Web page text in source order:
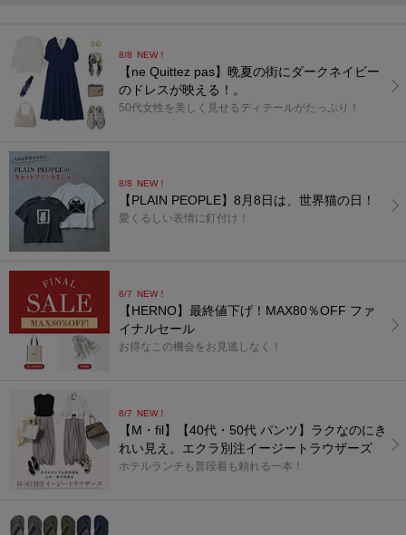
8/8 NEW！
【ne Quittez pas】晩夏の街にダークネイビー
のドレスが映える！。
50代女性を美しく見せるディテールがたっぷり！
8/8 NEW！
【PLAIN PEOPLE】8月8日は、世界猫の日！
愛くるしい表情に釘付け！
8/7 NEW！
【HERNO】最終値下げ！MAX80％OFF ファ
イナルセール
お得なこの機会をお見逃しなく！
8/7 NEW！
【M・fil】【40代・50代 パンツ】ラクなのにき
れい見え。エクラ別注イージートラウザーズ
ホテルランチも普段着も頼れる一本！